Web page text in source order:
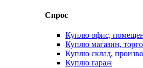
Спрос
Куплю офис,
Куплю магазин,
Куплю склад,
Куплю гараж